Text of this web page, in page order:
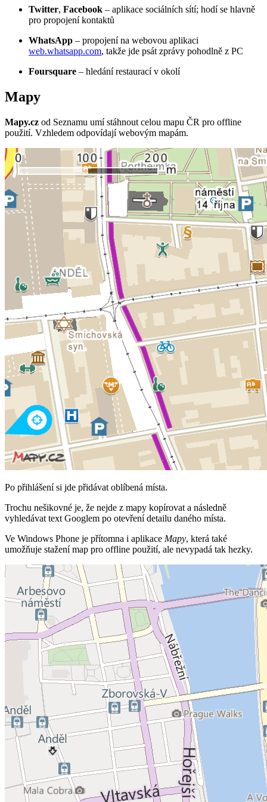
Twitter, Facebook – aplikace sociálních sítí; hodí se hlavně
pro propojení kontaktů
WhatsApp – propojení na webovou aplikaci
web.whatsapp.com, takže jde psát zprávy pohodlně z PC
Foursquare – hledání restaurací v okolí
Mapy
Mapy.cz od Seznamu umí stáhnout celou mapu ČR pro offline
použití. Vzhledem odpovídají webovým mapám.
Po přihlášení si jde přidávat oblíbená místa.
Trochu nešikovné je, že nejde z mapy kopírovat a následně
vyhledávat text Googlem po otevření detailu daného místa.
Ve Windows Phone je přítomna i aplikace Mapy, která také
umožňuje stažení map pro offline použití, ale nevypadá tak hezky.